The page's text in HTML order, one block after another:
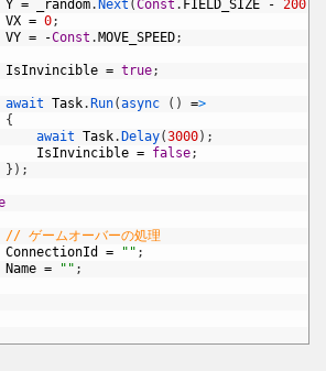
Y = _random. Next (Const . FIELD_SIZE - 200
VX = 0;
VY = -Const . MOVE_SPEED;
IsInvincible = true;
await Task. Run(async ( ) =>
{
await Task. Delay(3000) ;
IsInvincible = false;
} ) ;
// ゲームオーバーの処理
ConnectionId
= "" ;
Name = "" ;